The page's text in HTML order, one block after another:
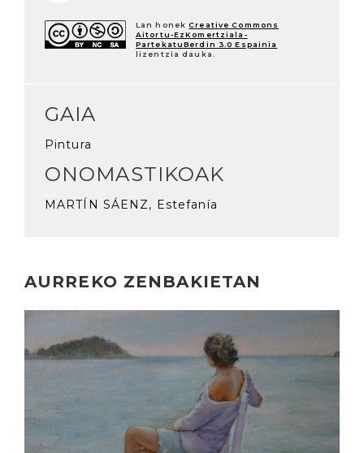
Lan honek Creative Commons
Aitortu-EzKomertziala-
PartekatuBerdin 3.0 Espainia
lizentzia dauka.
GAIA
Pintura
ONOMASTIKOAK
MARTÍN SÁENZ, Estefanía
AURREKO ZENBAKIETAN